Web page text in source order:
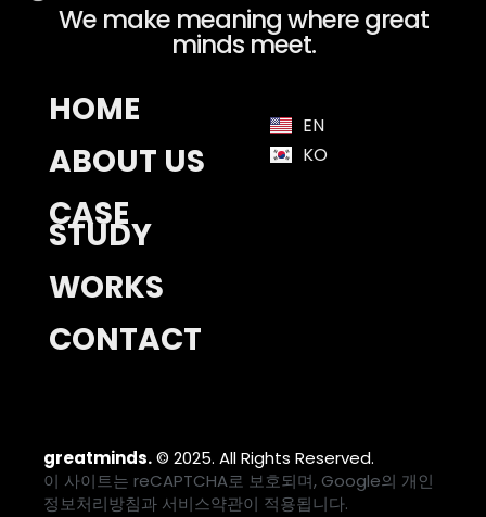
We make meaning where great
minds meet.
HOME
ABOUT US
CASE
STUDY
WORKS
CONTACT
EN
KO
greatminds.© 2025. All Rights Reserved.
이 사이트는 reCAPTCHA로 보호되며, Google의 개인
정보처리방침과 서비스약관이 적용됩니다.